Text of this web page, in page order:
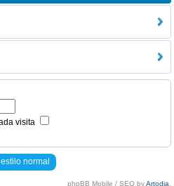
visita
estilo normal
phpBB Mobile / SEO byArtodia